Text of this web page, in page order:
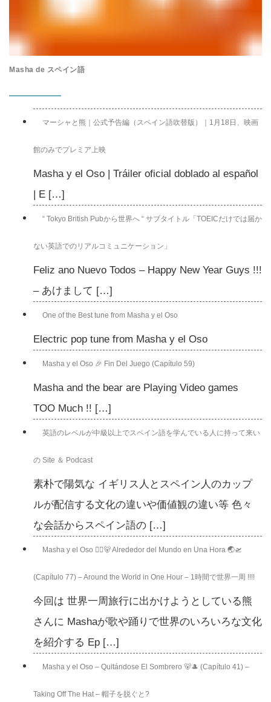
Masha de スペイン語
マーシャと熊｜公式予告編（スペイン語吹替版）｜1月18日、映画
館のみでプレミア上映
Masha y el Oso | Tráiler oficial doblado al español
| E […]
“ Tokyo British Pubから世界へ “ サブタイトル「TOEICだけでは届か
ない英語でのリアルコミュニケーション」
Feliz ano Nuevo Todos – Happy New Year Guys !!!
– あけまして […]
One of the Best tune from Masha y el Oso
Electric pop tune from Masha y el Oso
Masha y el Oso 🎉 Fin Del Juego (Capítulo 59)
Masha and the bear are Playing Video games
TOO Much !! […]
英語のレベルが中級以上でスペイン語を学んでいる人に持って来い
の Site ＆ Podcast
素朴で陽気な イギリス人とスペイン人のカップ
ルが配信する文化の違いや価値観の違い等 色々
な会話からスペイン語の […]
Masha y el Oso 👱‍♀️🐻 Alrededor del Mundo en Una Hora 🌏🛫
(Capítulo 77) – Around the World in One Hour – 1時間で世界一周 !!!!
今回は 世界一周旅行に出かけようとしている熊
さんに Mashaが歌や踊りで世界のいろいろな文化
を紹介する Ep […]
Masha y el Oso – Quitándose El Sombrero 🐻🎩 (Capítulo 41) –
Taking Off The Hat – 帽子を脱ぐと?